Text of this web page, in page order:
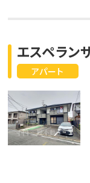
アパート
エスペラン